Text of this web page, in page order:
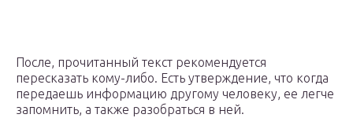
После, прочитанный текст рекомендуется
пересказать кому-либо. Есть утверждение, что когда
передаешь информацию другому человеку, ее легче
запомнить, а также разобраться в ней.